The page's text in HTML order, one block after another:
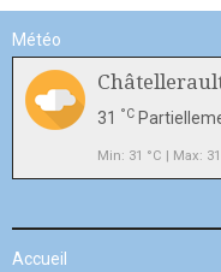
Météo
31 °C
Min: 31 °C | Max:
Accueil